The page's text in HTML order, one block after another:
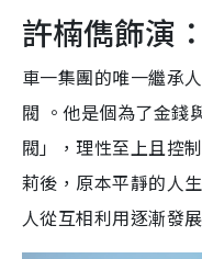
許楠儁飾演
車一集團的唯一繼承
閥 。他是個為了金錢
閥」，理性至上且控
莉後，原本平靜的人
人從互相利用逐漸發